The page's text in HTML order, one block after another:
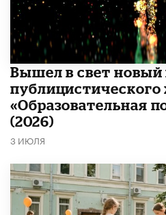
Вышел в свет новый
публицистического
«Образовательная
(2026)
3 ИЮЛЯ